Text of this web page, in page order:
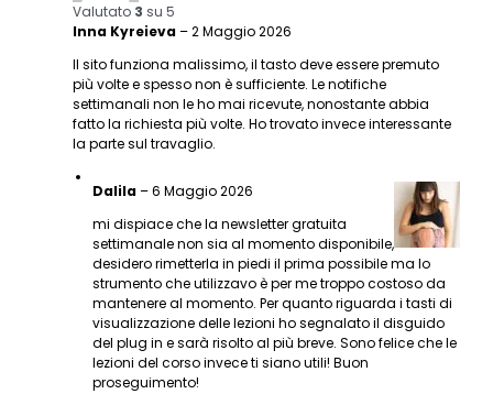
Valutato 3 su 5
Inna Kyreieva–2 Maggio 2026
Il sito funziona malissimo, il tasto deve essere premuto
più volte e spesso non è sufficiente. Le notifiche
settimanali non le ho mai ricevute, nonostante abbia
fatto la richiesta più volte. Ho trovato invece interessante
la parte sul travaglio.
Dalila–6 Maggio 2026
mi dispiace che la newsletter gratuita
settimanale non sia al momento disponibile,
desidero rimetterla in piedi il prima possibile ma lo
strumento che utilizzavo è per me troppo costoso da
mantenere al momento. Per quanto riguarda i tasti di
visualizzazione delle lezioni ho segnalato il disguido
del plug in e sarà risolto al più breve. Sono felice che le
lezioni del corso invece ti siano utili! Buon
proseguimento!